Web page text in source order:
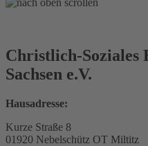
Christlich-Soziales
Sachsen e.V.
Hausadresse:
Kurze Straße 8
01920 Nebelschütz OT Miltitz